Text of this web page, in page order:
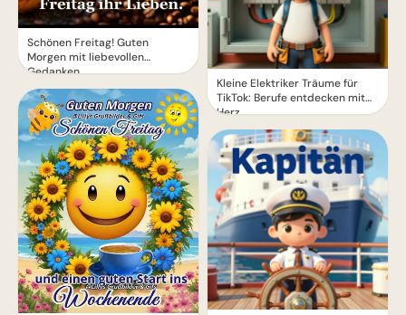
Schönen Freitag! Guten
Morgen mit liebevollen
Gedanken
Kleine Elektriker Träume für
TikTok: Berufe entdecken mit
Herz